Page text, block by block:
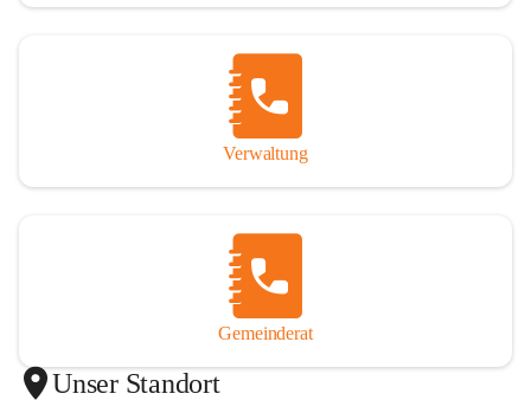
Verwaltung
Gemeinderat
Unser Standort